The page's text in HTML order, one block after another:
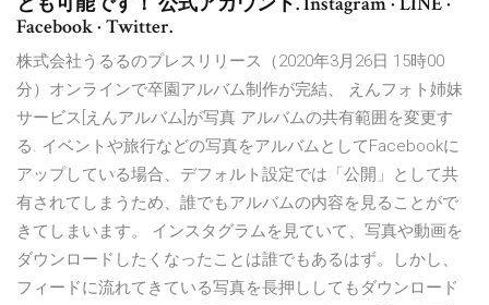
Facebook · Twitter.
株式会社うるるのプレスリリース（2020年3月26日 15時00
分）オンラインで卒園アルバム制作が完結、 えんフォト姉妹
サービス[えんアルバム]が写真 アルバムの共有範囲を変更す
る. イベントや旅行などの写真をアルバムとしてFacebookに
アップしている場合、デフォルト設定では「公開」として共
有されてしまうため、誰でもアルバムの内容を見ることがで
きてしまいます。 インスタグラムを見ていて、写真や動画を
ダウンロードしたくなったことは誰でもあるはず。しかし、
フィードに流れてきている写真を長押ししてもダウンロード